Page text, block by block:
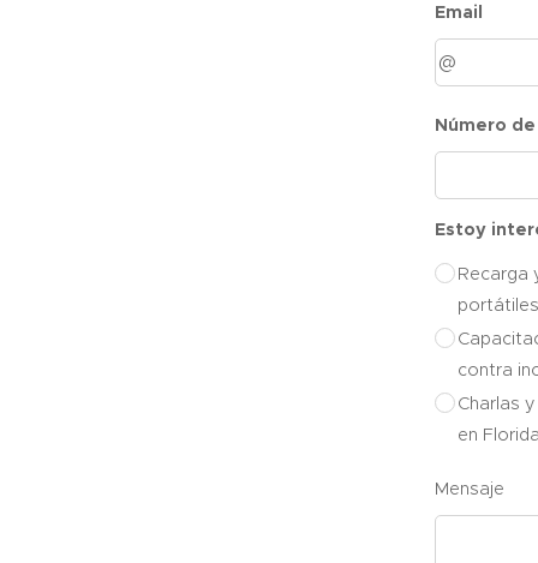
Email
Número
Estoy
Recarga
contra
Charlas
en
Mensaje